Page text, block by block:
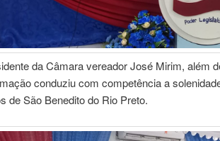
da Câmara vereador José Mirim, além
conduziu com competência a
de São Benedito do Rio Preto.